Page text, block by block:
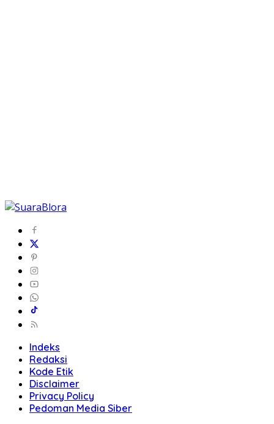
Indeks
Redaksi
Kode Etik
Disclaimer
Privacy Policy
Pedoman Media Siber